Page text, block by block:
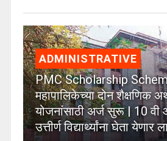
ADMINISTRATIVE
PMC Scholarship
महापालिकेच्या दोन शैक्षणिक
योजनांसाठी अर्ज सुरू | 10 वी
उत्तीर्ण विद्यार्थ्यांना घेता येणार